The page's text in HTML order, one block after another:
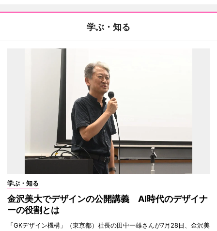
学ぶ・知る
学ぶ・知る
金沢美大でデザインの公開講義 AI時代のデザイナ
ーの役割とは
「GKデザイン機構」（東京都）社長の田中一雄さんが7月28日、金沢美